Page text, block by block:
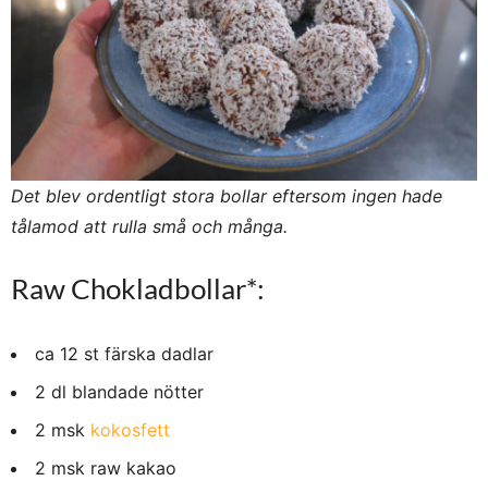
Det blev ordentligt stora bollar eftersom ingen hade
tålamod att rulla små och många.
Raw Chokladbollar*:
ca 12 st färska dadlar
2 dl blandade nötter
2 msk kokosfett
2 msk raw kakao